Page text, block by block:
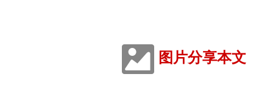
图片分享本文